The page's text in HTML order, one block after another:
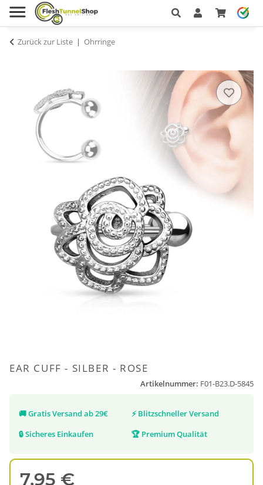
Zurück zur Liste Ohrringe
EAR CUFF - SILBER - ROSE
Artikelnummer: F01-B23.D-5845
🚚Gratis Versand ab 29€ ⚡ Blitzschneller Versand
🔒Sicheres Einkaufen 🏆 Premium Qualität
7,95 €